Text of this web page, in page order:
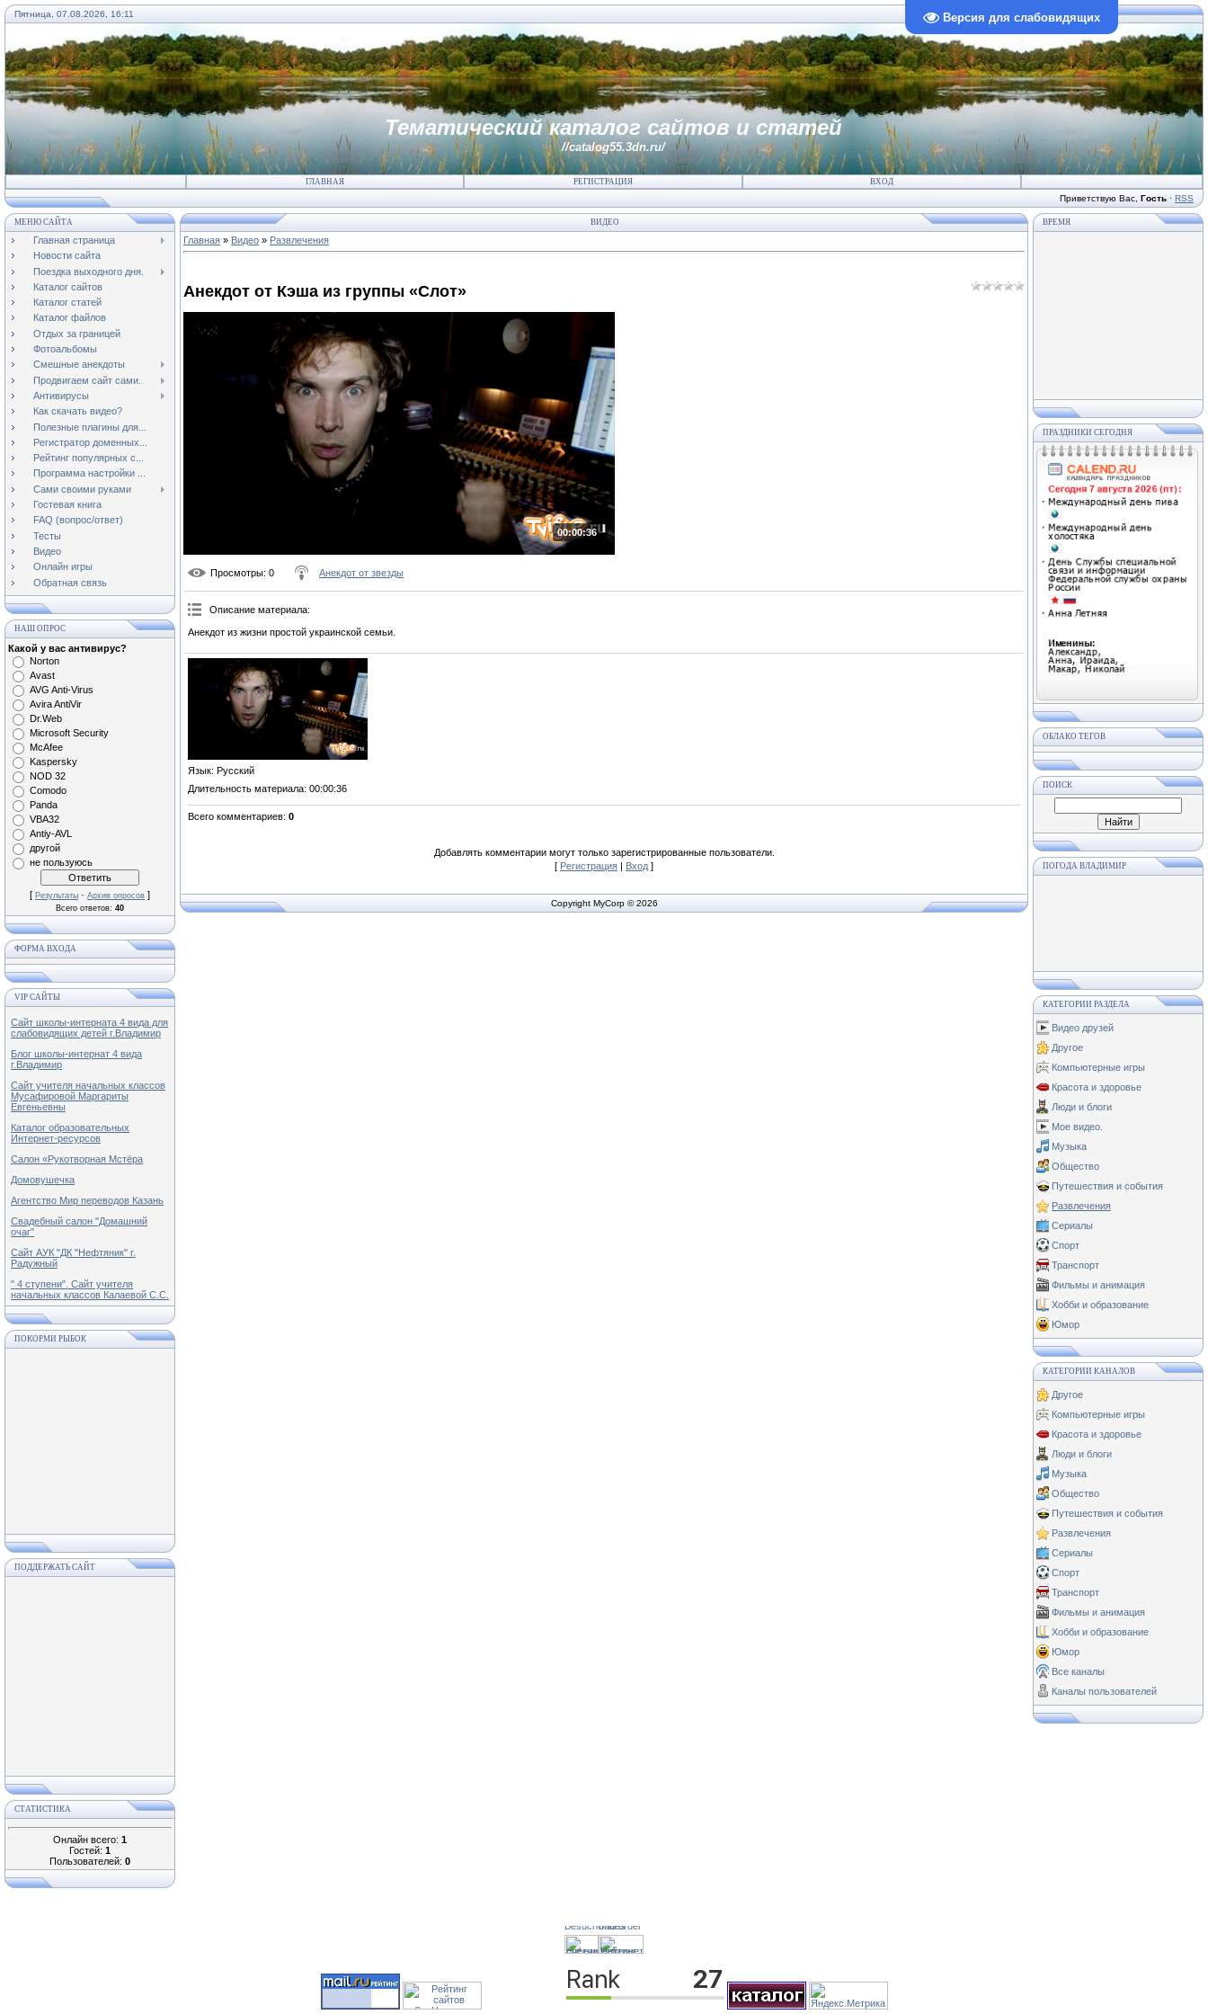
Версия для слабовидящих
Пятница, 07.08.2026, 16:11
Тематический каталог сайтов и статей
//catalog55.3dn.ru/
ГЛАВНАЯ РЕГИСТРАЦИЯ ВХОД
Приветствую Вас Гость · RSS
МЕНЮ САЙТА
Главная страница
Новости сайта
Поездка выходного дня.
Каталог сайтов
Каталог статей
Каталог файлов
Отдых за границей
Фотоальбомы
Смешные анекдоты
Продвигаем сайт сами.
Антивирусы
Как скачать видео?
Полезные плагины для...
Регистратор доменных...
Рейтинг популярных с...
Программа настройки ...
Сами своими руками
Гостевая книга
FAQ (вопрос/ответ)
Тесты
Видео
Онлайн игры
Обратная связь
НАШ ОПРОС
Какой у вас антивирус?
Norton
Avast
AVG Anti-Virus
Avira AntiVir
Dr.Web
Microsoft Security
McAfee
Kaspersky
NOD 32
Comodo
Panda
VBA32
Antiy-AVL
другой
не пользуюсь
[ Результаты · Архив опросов ]
Всего ответов: 40
ФОРМА ВХОДА
VIP САЙТЫ
Сайт школы-интерната 4 вида для
слабовидящих детей г.Владимир
Блог школы-интернат 4 вида
г.Владимир
Сайт учителя начальных классов
Мусафировой Маргариты
Евгеньевны
Каталог образовательных
Интернет-ресурсов
Салон «Рукотворная Мстёра
Домовушечка
Агентство Мир переводов Казань
Свадебный салон "Домашний
очаг"
Сайт АУК "ДК "Нефтяник" г.
Радужный
" 4 ступени". Сайт учителя
начальных классов Калаевой С.С.
ПОКОРМИ РЫБОК
ПОДДЕРЖАТЬ САЙТ
СТАТИСТИКА
Онлайн всего: 1
Гостей: 1
Пользователей: 0
ВИДЕО
Главная » Видео » Развлечения
Анекдот от Кэша из группы «Слот»
00:00:36
Просмотры: 0 Анекдот от звезды
Описание материала:
Анекдот из жизни простой украинской семьи.
Язык: Русский
Длительность материала: 00:00:36
Всего комментариев: 0
Добавлять комментарии могут только зарегистрированные пользователи.
[ Регистрация | Вход ]
Copyright MyCorp © 2026
ВРЕМЯ
ПРАЗДНИКИ СЕГОДНЯ
ОБЛАКО ТЕГОВ
ПОИСК
ПОГОДА ВЛАДИМИР
КАТЕГОРИИ РАЗДЕЛА
Видео друзей
Другое
Компьютерные игры
Красота и здоровье
Люди и блоги
Мое видео.
Музыка
Общество
Путешествия и события
Развлечения
Сериалы
Спорт
Транспорт
Фильмы и анимация
Хобби и образование
Юмор
КАТЕГОРИИ КАНАЛОВ
Другое
Компьютерные игры
Красота и здоровье
Люди и блоги
Музыка
Общество
Путешествия и события
Развлечения
Сериалы
Спорт
Транспорт
Фильмы и анимация
Хобби и образование
Юмор
Все каналы
Каналы пользователей